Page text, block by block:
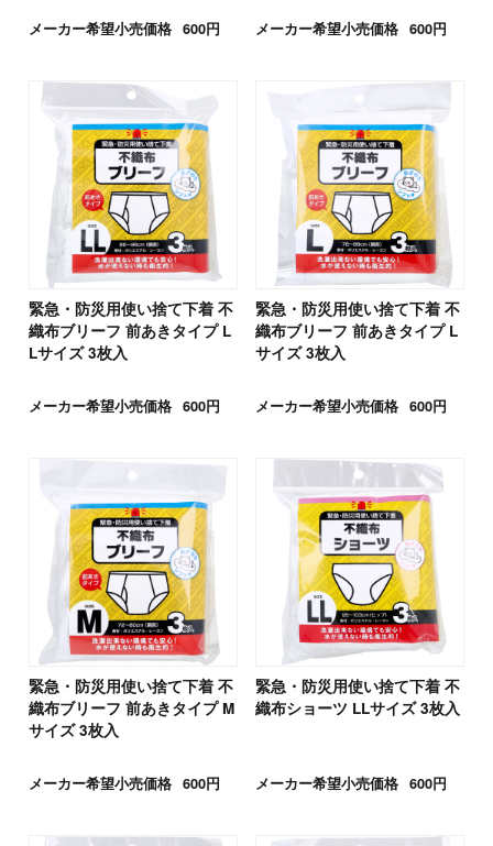
メーカー希望小売価格 600円 メーカー希望小売価格 600円
緊急・防災用使い捨て下着 不
織布ブリーフ 前あきタイプ L
Lサイズ 3枚入
メーカー希望小売価格 600円
緊急・防災用使い捨て下着 不
織布ブリーフ 前あきタイプ L
サイズ 3枚入
メーカー希望小売価格 600円
緊急・防災用使い捨て下着 不
織布ブリーフ 前あきタイプ M
サイズ 3枚入
メーカー希望小売価格 600円
緊急・防災用使い捨て下着 不
織布ショーツ LLサイズ 3枚入
メーカー希望小売価格 600円